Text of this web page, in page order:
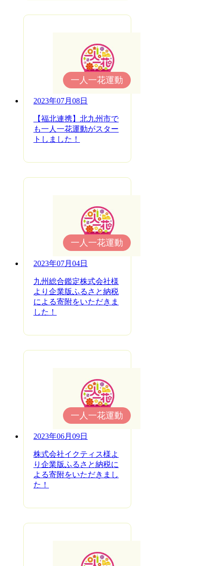
2023年07月08日
【福北連携】北九州市で
も一人一花運動がスター
トしました！
一人一花運動
2023年07月04日
九州総合鑑定株式会社様
より企業版ふるさと納税
による寄附をいただきま
した！
一人一花運動
2023年06月09日
株式会社イクティス様よ
り企業版ふるさと納税に
よる寄附をいただきまし
た！
一人一花運動